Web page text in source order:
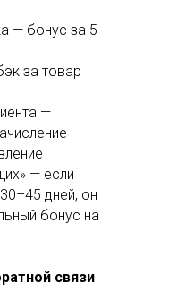
— бонус за 5-
за товар
—
— если
дней, он
бонус на
связи